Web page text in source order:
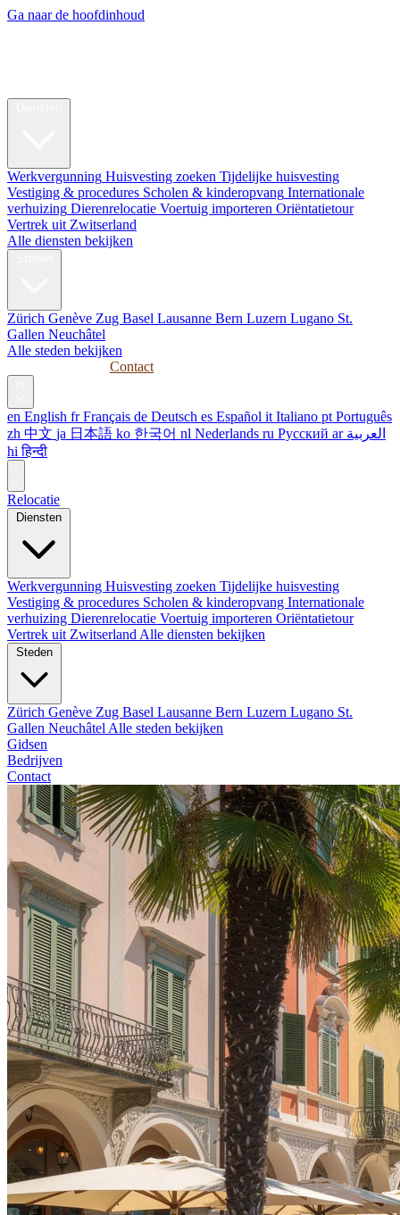
Ga naar de hoofdinhoud
Werkvergunning Huisvesting zoeken Tijdelijke huisvesting
Vestiging & procedures Scholen & kinderopvang Internationale
verhuizing Dierenrelocatie Voertuig importeren Oriëntatietour
Vertrek uit Zwitserland
Alle diensten bekijken
Zürich Genève Zug Basel Lausanne Bern Luzern Lugano St.
Gallen Neuchâtel
Alle steden bekijken
Contact
en English fr Français de Deutsch es Español it Italiano pt Português
zh 中文 ja 日本語 ko 한국어 nl Nederlands ru Русский ar العربية
hi हिन्दी
Relocatie
Diensten
Werkvergunning Huisvesting zoeken Tijdelijke huisvesting
Vestiging & procedures Scholen & kinderopvang Internationale
verhuizing Dierenrelocatie Voertuig importeren Oriëntatietour
Vertrek uit Zwitserland Alle diensten bekijken
Steden
Zürich Genève Zug Basel Lausanne Bern Luzern Lugano St.
Gallen Neuchâtel Alle steden bekijken
Gidsen
Bedrijven
Contact